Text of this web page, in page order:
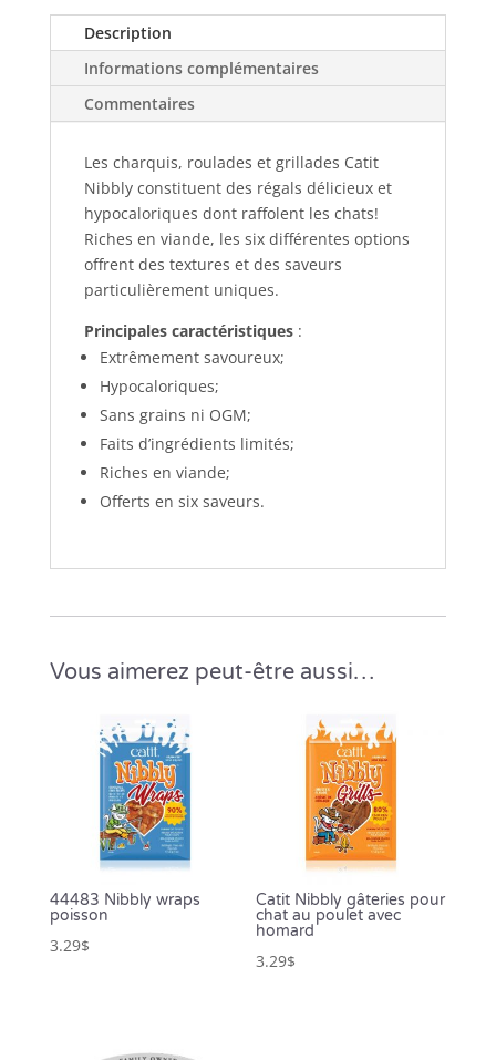
pouletDescription
Informations complémentaires
Commentaires
Les charquis, roulades et grillades Catit
Nibbly constituent des régals délicieux et
hypocaloriques dont raffolent les chats!
Riches en viande, les six différentes options
offrent des textures et des saveurs
particulièrement uniques.
Principales caractéristiques:
Extrêmement savoureux;
Hypocaloriques;
Sans grains ni OGM;
Faits d’ingrédients limités;
Riches en viande;
Offerts en six saveurs.
Vous aimerez peut-être aussi…
44483 Nibbly wraps
poisson
3.29$
Catit Nibbly gâteries pour
chat au poulet avec
homard
3.29$